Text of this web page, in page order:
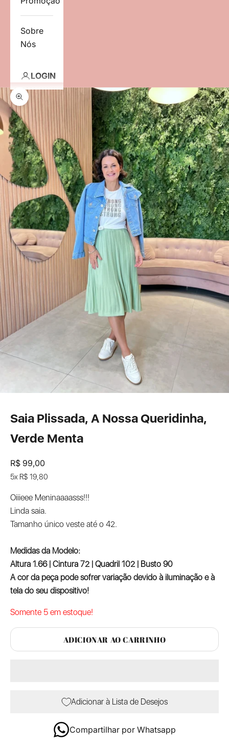
Sobre
Nós
LOGIN
Zoom na imagem
Saia Plissada, A Nossa Queridinha,
Verde Menta
Preço promocional
R$ 99,00
5x R$ 19,80
Oiiieee Meninaaaasss!!!
Linda saia.
Tamanho único veste até o 42.
Medidas da Modelo:
Altura 1.66 | Cintura 72 | Quadril 102 | Busto 90
A cor da peça pode sofrer variação devido à iluminação e à
tela do seu dispositivo!
Somente 5 em estoque!
ADICIONAR AO CARRINHO
Adicionar à Lista de Desejos
Compartilhar por Whatsapp